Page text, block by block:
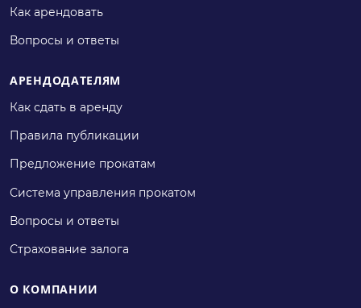
Как арендовать
Вопросы и ответы
АРЕНДОДАТЕЛЯМ
Как сдать в аренду
Правила публикации
Предложение прокатам
Система управления прокатом
Вопросы и ответы
Страхование залога
О КОМПАНИИ